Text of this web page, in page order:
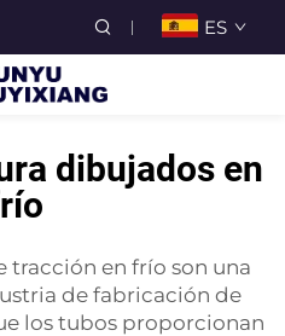
ES
dibujados en
tracción en frío son una
de fabricación de
los tubos proporcionan